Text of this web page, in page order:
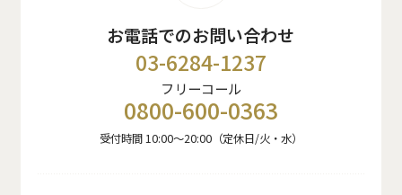
お電話でのお問い合わせ
03-6284-1237
フリーコール
0800-600-0363
受付時間 10:00〜20:00（定休日/火・水）